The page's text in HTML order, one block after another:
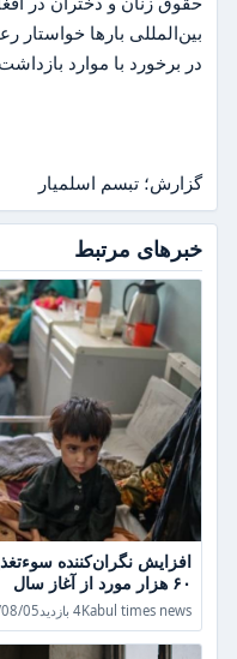
بین‌المللی بارها
در برخورد با موارد
گزارش؛ تبسم اسلمیار
خبرهای مرتبط
افزایش
نگران‌کننده
سوءتغذیه
کودکان
غزنی؛
ثبت
نزدیک
به
۶۰
هزار
مورد
از
آغاز
سال
افزایش نگران‌کننده
۶۰ هزار مورد از آغاز سال
Kabul times news4 بازدید 05
مرگ
فریبا؛
گزارشی